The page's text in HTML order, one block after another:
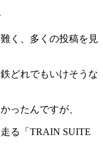
く、多くの投稿を見
どれでもいけそうな
ったんですが、
る「 TRAIN SUITE